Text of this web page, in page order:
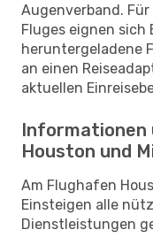
Augenverband.
Fluges eignen
heruntergeladene
an einen
aktuellen
Informationen
Houston und
Am Flughafen
Einsteigen alle
Dienstleistungen